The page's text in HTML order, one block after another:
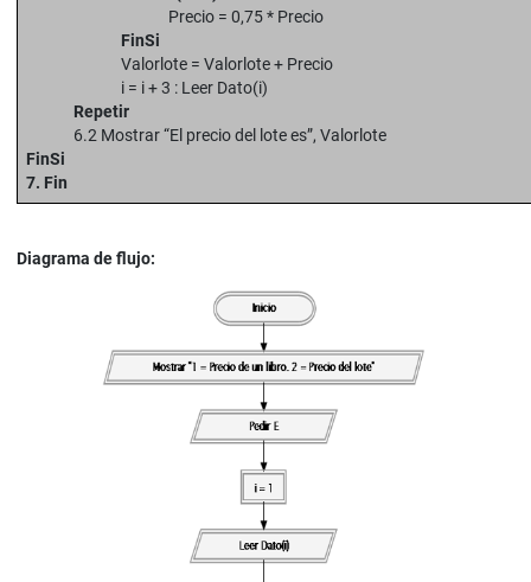
Precio = 0,75 * Precio
FinSi
Valorlote = Valorlote + Precio
i = i + 3 : Leer Dato(i)
Repetir
6.2 Mostrar “El precio del lote es”, Valorlote
FinSi
7. Fin
Diagrama de flujo: